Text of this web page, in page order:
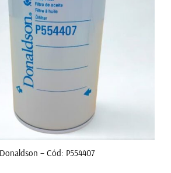
– Cód: P554407